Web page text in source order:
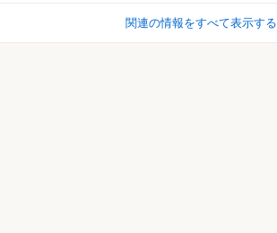
関連の情報をすべて表示する